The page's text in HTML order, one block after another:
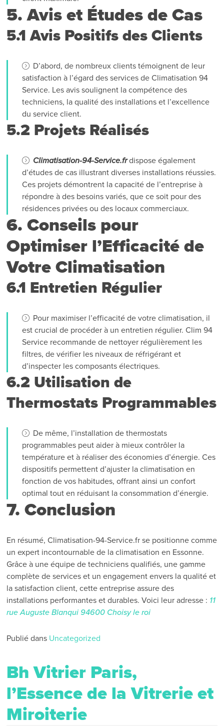
5. Avis et Études de Cas
5.1 Avis Positifs des Clients
D’abord, de nombreux clients témoignent de leur
satisfaction à l’égard des services de Climatisation 94
Service. Les avis soulignent la compétence des
techniciens, la qualité des installations et l’excellence
du service client.
5.2 Projets Réalisés
Climatisation-94-Service.frdispose également
d’études de cas illustrant diverses installations réussies.
Ces projets démontrent la capacité de l’entreprise à
répondre à des besoins variés, que ce soit pour des
résidences privées ou des locaux commerciaux.
6. Conseils pour
Optimiser l’Efficacité de
Votre Climatisation
6.1 Entretien Régulier
Pour maximiser l’efficacité de votre climatisation, il
est crucial de procéder à un entretien régulier. Clim 94
Service recommande de nettoyer régulièrement les
filtres, de vérifier les niveaux de réfrigérant et
d’inspecter les composants électriques.
6.2 Utilisation de
Thermostats Programmables
De même, l’installation de thermostats
programmables peut aider à mieux contrôler la
température et à réaliser des économies d’énergie. Ces
dispositifs permettent d’ajuster la climatisation en
fonction de vos habitudes, offrant ainsi un confort
optimal tout en réduisant la consommation d’énergie.
7. Conclusion
En résumé, Climatisation-94-Service.fr se positionne comme
un expert incontournable de la climatisation en Essonne.
Grâce à une équipe de techniciens qualifiés, une gamme
complète de services et un engagement envers la qualité et
la satisfaction client, cette entreprise assure des
installations performantes et durables. Voici leur adresse : 11
rue Auguste Blanqui 94600 Choisy le roi
Publié dans Uncategorized
Bh Vitrier Paris,
l’Essence de la Vitrerie et
Miroiterie